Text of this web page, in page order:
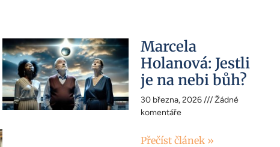
Marcela
Holanová: Jestli
je na nebi bůh?
30 března, 2026
Žádné
komentáře
Přečíst článek »